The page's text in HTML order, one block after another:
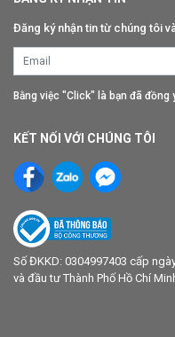
Đăng ký nhận tin từ chúng tôi
Bằng việc "Click" là bạn đã đồng
KẾT NỐI VỚI CHÚNG TÔI
Số ĐKKD: 0304997403 cấp
và đầu tư Thành Phố Hồ Chí